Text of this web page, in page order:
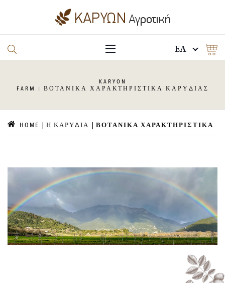
EΛ
KARYON
FARM : ΒΟΤΑΝΙΚΑ ΧΑΡΑΚΤΗΡΙΣΤΙΚΑ ΚΑΡΥΔΙΑΣ
HOME Η ΚΑΡΥΔΙΑ ΒΟΤΑΝΙΚΑ ΧΑΡΑΚΤΗΡΙΣΤΙΚΑ